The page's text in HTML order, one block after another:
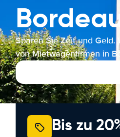
Sparen Sie Zeit und
von Mietwagenfirmen in
Bis zu